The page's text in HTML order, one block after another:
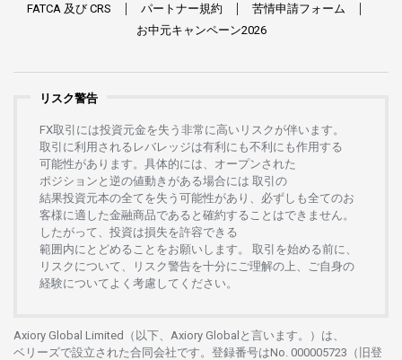
FATCA 及び CRS パートナー規約 苦情申請フォーム
お中元キャンペーン2026
リスク警告
FX取引には投資元金を失う 非常に高い リスクが伴います。
取引に利用さ れる レバレッジは有利にも不利にも作用する
可能性があります。 具体的には、 オープンさ れた
ポジションと 逆の値動きがある場合には 取引の
結果投資元本の全てを失う 可能性があり、 必ずしも全てのお
客様に適した金融商品であると 確約することはできません。
したがって、 投資は損失を許容できる
範囲内にとどめることをお願いします 。 取引を始める前に、
リスクについて、
リスク警告を十分に ご理解の 上、 ご自身の
経験について よく 考慮してください。
Axiory Global Limited（以下、Axiory Globalと言います。）は、
ベリーズで設立さ れた合同会社です。 登録番号はNo. 000005723（旧登